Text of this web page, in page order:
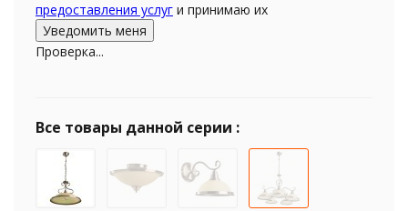
предоставления услуг и принимаю их
Проверка...
Все товары данной серии :